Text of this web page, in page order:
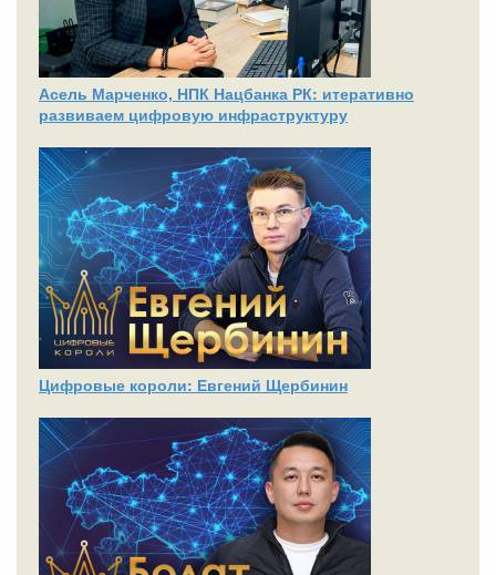
Асель Марченко, НПК Нацбанка РК: итеративно
развиваем цифровую инфраструктуру
Цифровые короли: Евгений Щербинин